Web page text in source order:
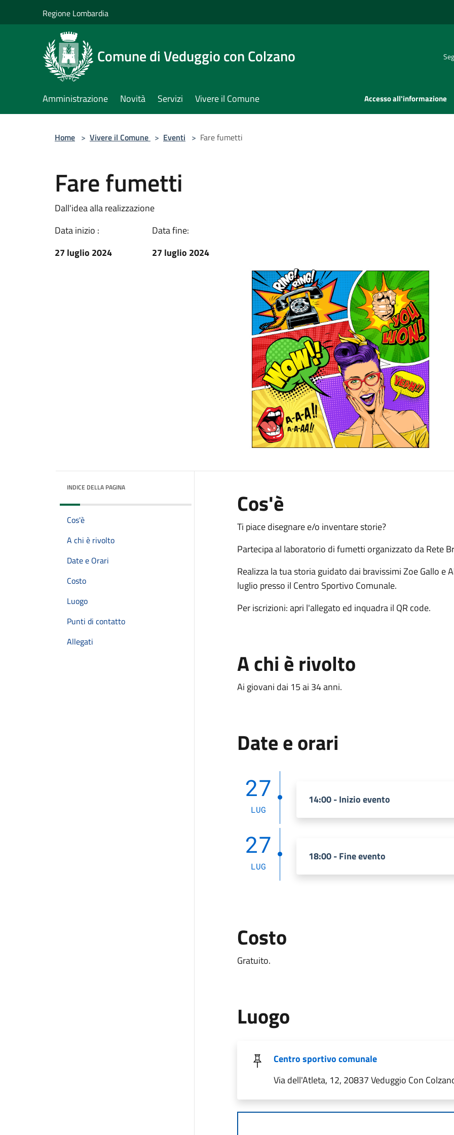
Regione Lombardia
Comune di Veduggio con Colzano
Amministrazione Novità Servizi Vivere il Comune Accesso all'informazione
Home > Vivere il Comune > Eventi > Fare fumetti
Fare fumetti
Dall'idea alla realizzazione
Data inizio :
27 luglio 2024
Data fine:
27 luglio 2024
INDICE DELLA PAGINA
Cos'è
A chi è rivolto
Date e Orari
Costo
Luogo
Punti di contatto
Allegati
Cos'è
Ti piace disegnare e/o inventare storie?
Partecipa al laboratorio di fumetti organizzato da Rete
Realizza la tua storia guidato dai bravissimi Zoe Gallo
luglio presso il Centro Sportivo Comunale.
Per iscrizioni: apri l'allegato ed inquadra il QR code.
A chi è rivolto
Ai giovani dai 15 ai 34 anni.
Date e orari
27
LUG
14:00 - Inizio evento
27
LUG
18:00 - Fine evento
Costo
Gratuito.
Luogo
Centro sportivo comunale
Via dell'Atleta, 12, 20837 Veduggio Con